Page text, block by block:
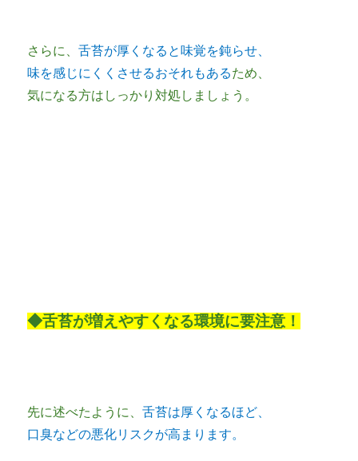
さらに、舌苔が厚くなると味覚を鈍らせ、
味を感じにくくさせるおそれもあるため、
気になる方はしっかり対処しましょう。
◆舌苔が増えやすくなる環境に要注意！
先に述べたように、舌苔は厚くなるほど、
口臭などの悪化リスクが高まります。